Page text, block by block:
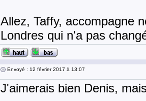
Allez, Taffy, accompagne
Londres qui n'a pas
Envoyé : 12 février 2017 à 13:07
J'aimerais bien Denis,